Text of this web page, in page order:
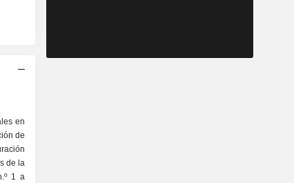
en
de
de la